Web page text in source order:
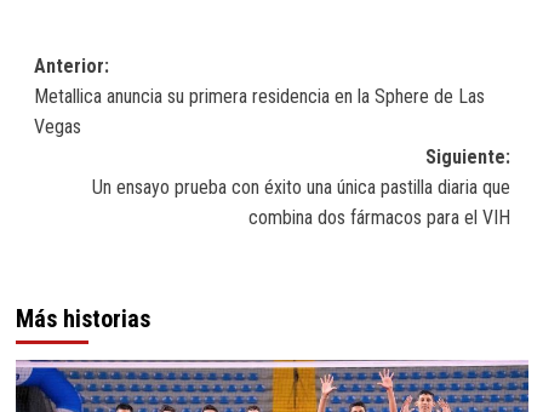
Navegación
de
entradas
Anterior:
Metallica anuncia su primera residencia en la Sphere de Las
Vegas
Siguiente:
Un ensayo prueba con éxito una única pastilla diaria que
combina dos fármacos para el VIH
Más historias